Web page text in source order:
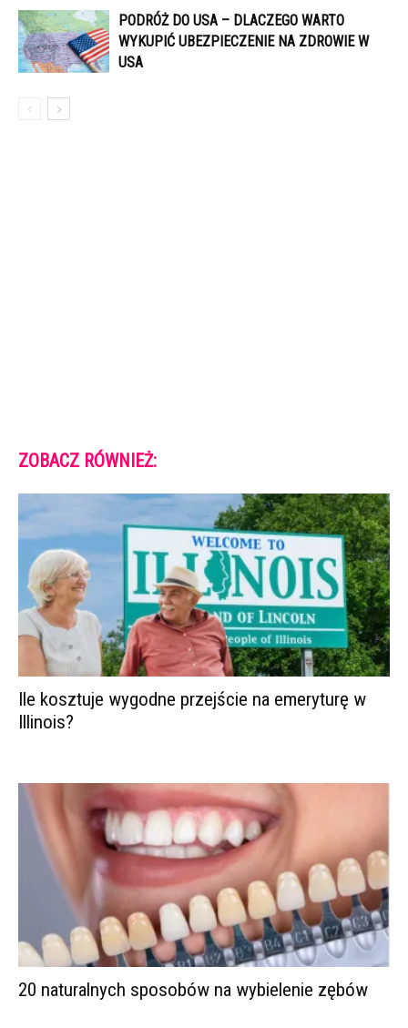
PODRÓŻ DO USA – DLACZEGO WARTO
WYKUPIĆ UBEZPIECZENIE NA ZDROWIE W
USA
ZOBACZ RÓWNIEŻ:
Ile kosztuje wygodne przejście na emeryturę w
Illinois?
20 naturalnych sposobów na wybielenie zębów